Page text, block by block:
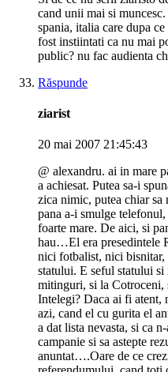
cand unii mai si
spania, italia care dupa
fost instiintati ca nu mai
public? nu fac audienta
Răspunde
ziarist
20 mai 2007 21:45:43
@ alexandru. ai in mare
a achiesat. Putea sa-i
zica nimic, putea chiar sa
pana a-i smulge
foarte mare. De aici, si
hau…El era presedintele
nici fotbalist, nici
statului. E seful statului si
mitinguri, si la
Intelegi? Daca ai fi atent,
azi, cand el cu gurita el
a dat lista nevasta, si ca
campanie si sa astepte
anuntat….Oare de ce